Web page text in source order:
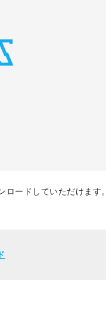
ードしていただけます。